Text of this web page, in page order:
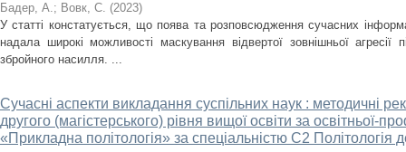
Бадер, А.; Вовк, С. (2023)
У статті констатується, що поява та розповсюдження сучасних
надала широкі можливості маскування відвертої зовнішньої агресії
збройного насилля. ...
Сучасні аспекти викладання суспільних наук : методичні
другого (магістерського) рівня вищої освіти за освітньої-
«Прикладна політологія» за спеціальністю С2 Політологія